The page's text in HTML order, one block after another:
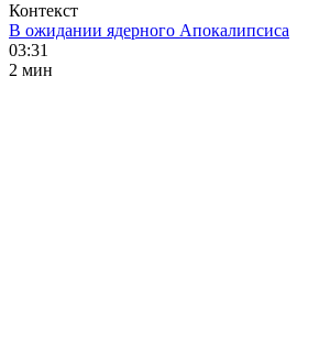
Контекст
В ожидании ядерного Апокалипсиса
03:31
2 мин